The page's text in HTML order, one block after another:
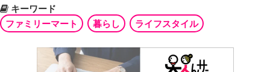
キーワード
ファミリーマート
暮らし ライフスタイル